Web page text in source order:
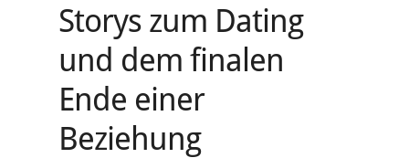
Storys zum Dating
und dem finalen
Ende einer
Beziehung